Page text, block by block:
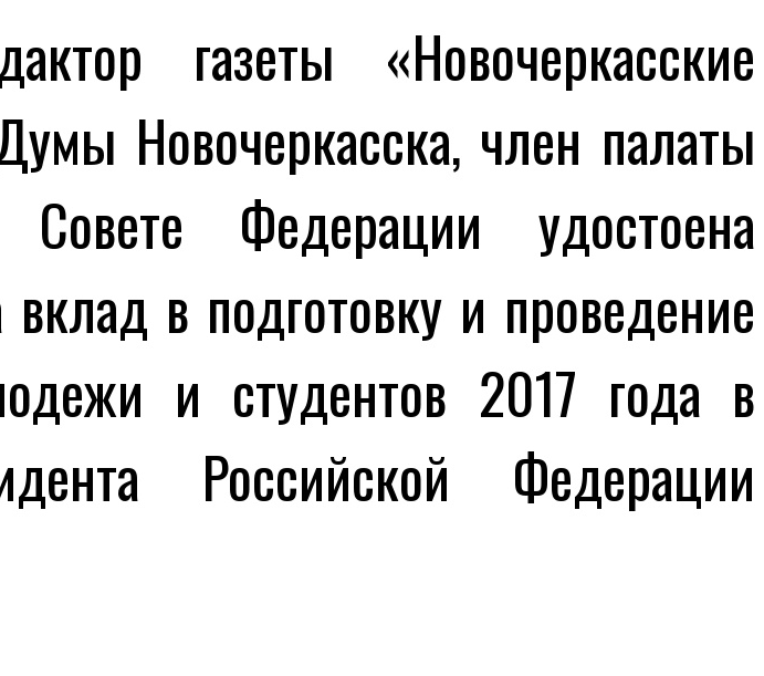
газеты «Новочеркасские
Новочеркасска, член палаты
Федерации удостоена
в подготовку и проведение
и студентов 2017 года в
Российской Федерации